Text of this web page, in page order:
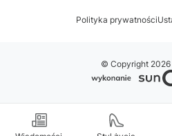
Polityka prywatności
© Copyright 2026